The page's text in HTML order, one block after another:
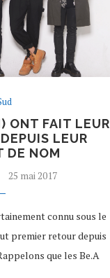
ONT FAIT LEUR
LEUR
DE NOM
25 mai 2017
connu sous le
premier retour depuis
que les Be.A